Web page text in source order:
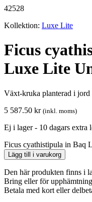
42528
Kollektion: Luxe Lite
Ficus
Luxe Lite
Växt-kruka planterad i
5 587.50 kr (inkl. moms)
Ej i lager - 10 dagars extra
Ficus cyathistipula in Baq
Lägg till i varukorg
Den här produkten finns i
Bring eller för
Betala med kort eller